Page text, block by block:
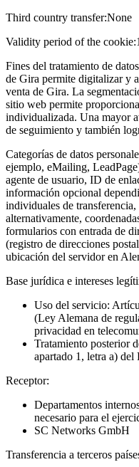
Third country transfer:None
Validity period of the cookie:
Fines del tratamiento de
de Gira permite digitalizar y
venta de Gira. La
sitio web permite
individualizada. Una mayor
de seguimiento y también
Categorías de datos
ejemplo, eMailing,
agente de usuario, ID de
información opcional
individuales de
alternativamente,
formularios con entrada de
(registro de direcciones
ubicación del servidor en
Base jurídica e intereses
Uso del servicio:
(Ley Alemana de
privacidad en
Tratamiento posterior
apartado 1, letra a) del
Receptor:
Departamentos
necesario para el
SC Networks GmbH
Transferencia a terceros